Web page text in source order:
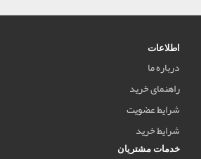
اطلاعات
درباره ما
راهنمای خرید
شرایط عضویت
شرایط خرید
خدمات مشتریان